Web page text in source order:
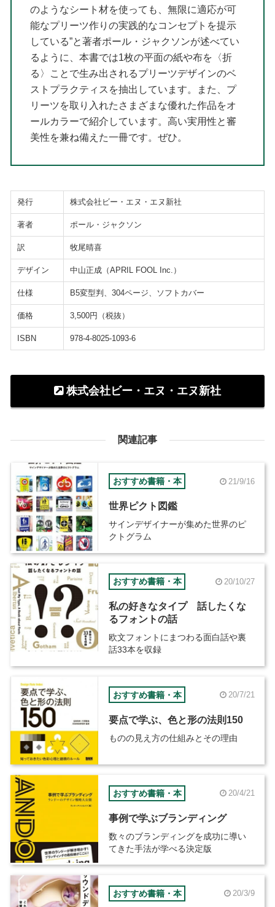
のようなシート材を使っても、無限に適応が可
能なプリーツ作りの実践的なコンセプトを提示
している”と著者ポール・ジャクソンが述べてい
るように、本書では1枚の平面の紙や布を〈折
る〉ことで生み出されるプリーツデザインのベ
ストプラクティスを抽出しています。また、プ
リーツを取り入れたさまざまな優れた作品をオ
ールカラーで紹介しています。高い実用性と審
美性を兼ね備えた一冊です。ぜひ。
発行 株式会社ビー・エヌ・エヌ新社
著者 ポール・ジャクソン
訳 牧尾晴喜
デザイン 中山正成（APRIL FOOL Inc.）
仕様 B5変型判、304ページ、ソフトカバー
価格 3,500円（税抜）
ISBN 978-4-8025-1093-6
株式会社ビー・エヌ・エヌ新社
関連記事
おすすめ書籍・本 21/9/16
世界ピクト図鑑
サインデザイナーが集めた世界のピ
クトグラム
おすすめ書籍・本 20/10/27
私の好きなタイプ 話したくな
るフォントの話
欧文フォントにまつわる面白話や裏
話33本を収録
おすすめ書籍・本 20/7/21
要点で学ぶ、色と形の法則150
ものの見え方の仕組みとその理由
おすすめ書籍・本 20/4/21
事例で学ぶブランディング
数々のブランディングを成功に導い
てきた手法が学べる決定版
おすすめ書籍・本 20/3/9